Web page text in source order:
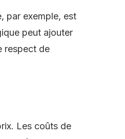
par exemple, est
peut ajouter
respect de
Les coûts de